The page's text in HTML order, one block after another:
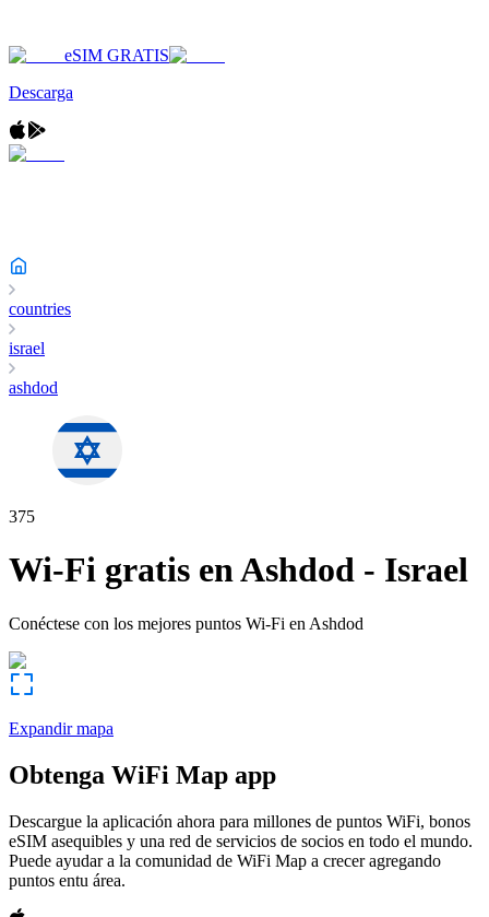
eSIM GRATIS
Descarga
countries
israel
ashdod
375
Wi-Fi gratis enAshdod - Israel
Conéctese con los mejores puntos Wi-Fi en Ashdod
Expandir mapa
Obtenga WiFi Map app
Descargue la aplicación ahora para millones de puntos WiFi, bonos
eSIM asequibles y una red de servicios de socios en todo el mundo.
Puede ayudar a la comunidad de WiFi Map a crecer agregando
puntos entu área.